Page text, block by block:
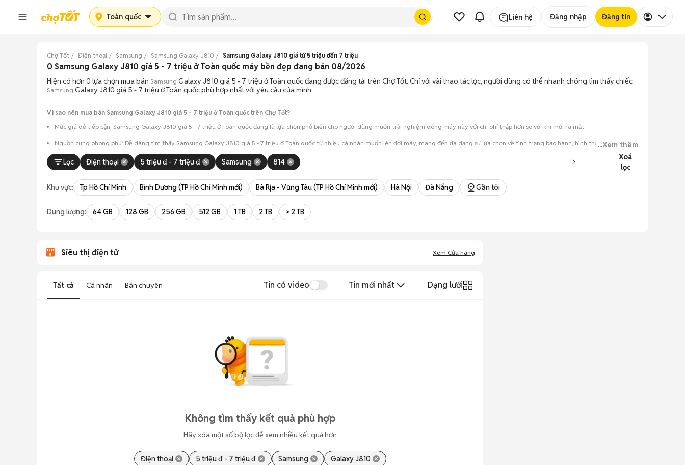
Toàn quốc Liên hệ Đăng nhập Đăng tin
Chợ Tốt Điện thoại Samsung Samsung Galaxy J810 Samsung Galaxy J810 giá từ 5 triệu đến 7 triệu
0 Samsung Galaxy J810 giá 5 - 7 triệu ở Toàn quốc máy bền đẹp đang bán 08/2026
Hiện có hơn 0 lựa chọn mua bán Samsung Galaxy J810 giá 5 - 7 triệu ở Toàn quốc đang được đăng tải trên Chợ Tốt. Chỉ với vài thao tác lọc, người dùng có thể nhanh chóng tìm thấy chiếc
Samsung Galaxy J810 giá 5 - 7 triệu ở Toàn quốc phù hợp nhất với yêu cầu của mình.
Vì sao nên mua bán Samsung Galaxy J810 giá 5 - 7 triệu ở Toàn quốc trên Chợ Tốt?
Mức giá dễ tiếp cận: Samsung Galaxy J810 giá 5 - 7 triệu ở Toàn quốc đang là lựa chọn phổ biến cho người dùng muốn trải nghiệm dòng máy này với chi phí thấp hơn so với khi mới ra mắt.
Nguồn cung phong phú: Dễ dàng tìm thấy Samsung Galaxy J810 giá 5 - 7 triệu ở Toàn quốc từ nhiều cá nhân muốn lên đời máy, mang đến đa dạng sự lựa chọn về tình trạng bảo hành, hình thức máy và màu
sắc.
Giao dịch minh bạch: Việc gặp gỡ trực tiếp giúp người mua đánh giá chính xác hiệu năng thực tế của máy so với mô tả trên tin đăng.
Mua bán linh hoạt: Hai bên có thể chủ động thỏa thuận giá cả và địa điểm giao nhận, chốt giao dịch nhanh chóng khi đạt được tiếng nói chung.
...Xem thêm
Lọc
Điện thoại 5 triệu đ - 7 triệu đ Samsung 814
Xoá
lọc
Khu vực: Tp Hồ Chí Minh Bình Dương (TP Hồ Chí Minh mới) Bà Rịa - Vũng Tàu (TP Hồ Chí Minh mới) Hà Nội Đà Nẵng Gần tôi
Dung lượng: 64 GB 128 GB 256 GB 512 GB 1 TB 2 TB > 2 TB
Siêu thị điện tử Xem Cửa hàng
Tất cả Cá nhân Bán chuyên Tin có video Tin mới nhất Dạng lưới
Không tìm thấy kết quả phù hợp
Hãy xóa một số bộ lọc để xem nhiều kết quả hơn
Điện thoại 5 triệu đ - 7 triệu đ Samsung Galaxy J810